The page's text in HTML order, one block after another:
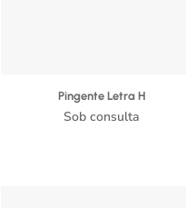
Pingente Letra H
Sob consulta